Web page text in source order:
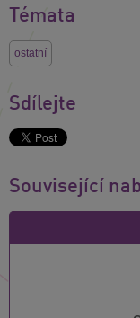
Témata
ostatní
Sdílejte
Související